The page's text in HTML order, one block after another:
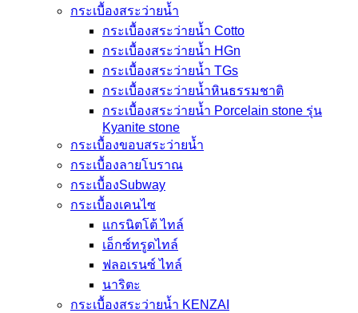
กระเบื้องสระว่ายนํ้า
กระเบื้องสระว่ายน้ำ Cotto
กระเบื้องสระว่ายน้ำ HGn
กระเบื้องสระว่ายน้ำ TGs
กระเบื้องสระว่ายน้ำหินธรรมชาติ
กระเบื้องสระว่ายนํ้า Porcelain stone รุ่น
Kyanite stone
กระเบื้องขอบสระว่ายน้ำ
กระเบื้องลายโบราณ
กระเบื้องSubway
กระเบื้องเคนไซ
แกรนิตโต้ ไทล์
เอ็กซ์ทรูดไทล์
ฟลอเรนซ์ ไทล์
นาริตะ
กระเบื้องสระว่ายน้ำ KENZAI